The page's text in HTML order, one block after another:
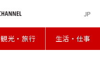
JP
観光・旅行 生活・仕事